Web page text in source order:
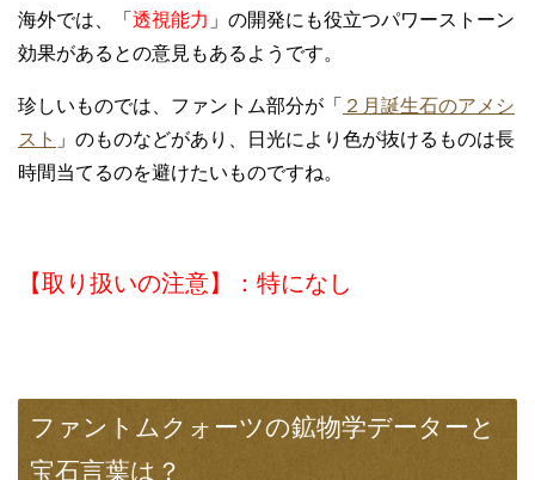
海外では、「 透視能力 」の開発にも役立つパワーストーン
効果があるとの意見もあるようです。
珍しいものでは、ファントム部分が「 ２月誕生石のアメシ
スト 」のものなどがあり、日光により色が抜けるものは長
時間当てるのを避けたいものですね。
【取り扱いの注意】：特になし
ファントムクォーツの鉱物学データーと
宝石言葉は？